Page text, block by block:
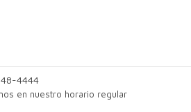
4444
en nuestro horario regular